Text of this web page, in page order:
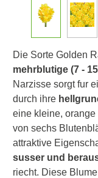
Die Sorte Golden
mehrblutige (7 -
Narzisse sorgt fur
durch ihre
eine kleine,
von sechs
attraktive
susser und
riecht. Diese